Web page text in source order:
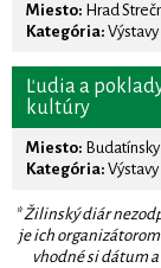
Miesto: Hrad
Kategória: Výstavy
Ľudia a
kultúry
Miesto:
Kategória: Výstavy
* Žilinský diár
je ich
vhodné si dátum